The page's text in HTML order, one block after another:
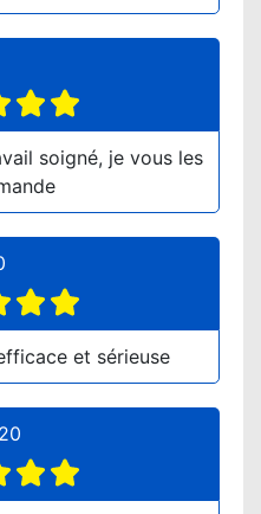
soigné, je vous les
et sérieuse